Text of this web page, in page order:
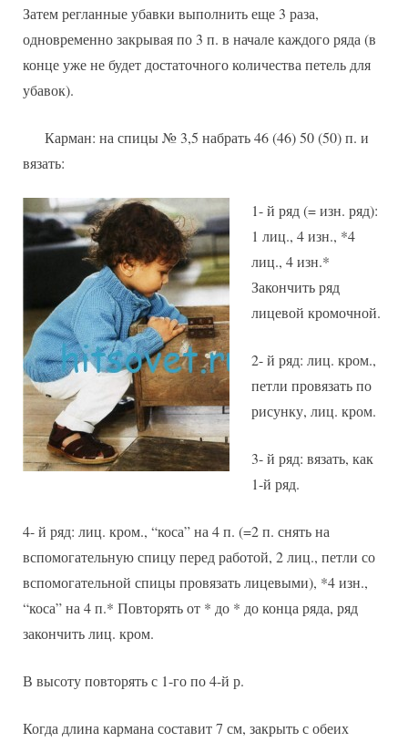
Затем регланные убавки выполнить еще 3 раза,
одновременно закрывая по 3 п. в начале каждого ряда (в
конце уже не будет достаточного количества петель для
убавок).
Карман: на спицы № 3,5 набрать 46 (46) 50 (50) п. и
вязать:
1- й ряд (= изн. ряд):
1 лиц., 4 изн., *4
лиц., 4 изн.*
Закончить ряд
лицевой кромочной.
2- й ряд: лиц. кром.,
петли провязать по
рисунку, лиц. кром.
3- й ряд: вязать, как
1-й ряд.
4- й ряд: лиц. кром., “коса” на 4 п. (=2 п. снять на
вспомогательную спицу перед работой, 2 лиц., петли со
вспомогательной спицы провязать лицевыми), *4 изн.,
“коса” на 4 п.* Повторять от * до * до конца ряда, ряд
закончить лиц. кром.
В высоту повторять с 1-го по 4-й р.
Когда длина кармана составит 7 см, закрыть с обеих